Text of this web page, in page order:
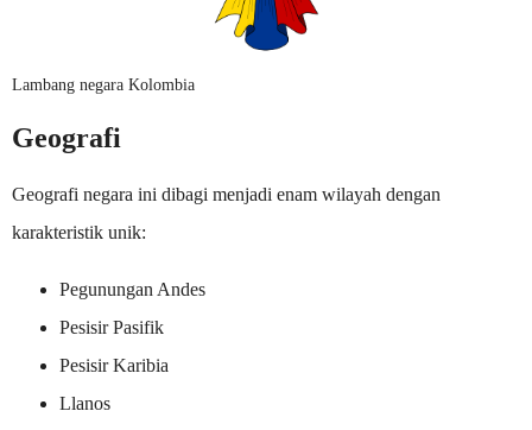
Lambang negara Kolombia
Geografi
Geografi negara ini dibagi menjadi enam wilayah dengan
karakteristik unik:
Pegunungan Andes
Pesisir Pasifik
Pesisir Karibia
Llanos